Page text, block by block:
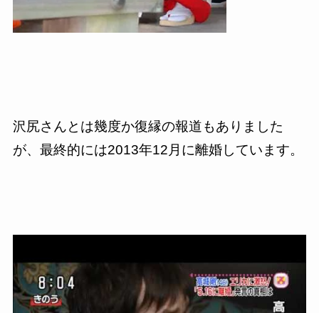
沢尻さんとは幾度か復縁の報道もありました
が、最終的には2013年12 月に離婚しています。